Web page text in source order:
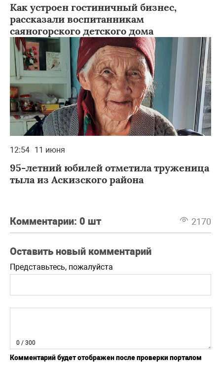
Как устроен гостиничный бизнес,
рассказали воспитанникам
саяногорского детского дома
12:54 11 июня
95-летний юбилей отметила труженица
тыла из Аскизского района
Комментарии: 0 шт 2170
Оставить новый комментарий
Представьтесь, пожалуйста
0 / 300
Комментарий будет отображен после проверки порталом